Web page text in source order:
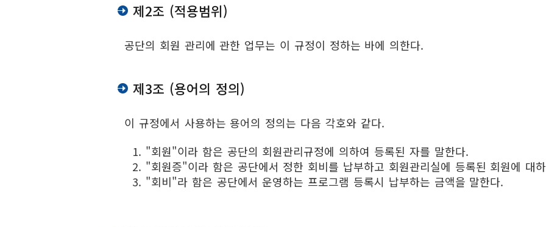
오시는길
시설안내
옥인스포츠센터
이용안내
제2조 (적용범위)
공단의 회원 관리에 관한 업무는 이 규정이 정하는 바에 의한다.
제3조 (용어의 정의)
이 규정에서 사용하는 용어의 정의는 다음 각호와 같다.
"회원"이라 함은 공단의 회원관리규정에 의하여 등록된 자를 말한다.
"회원증"이라 함은 공단에서 정한 회비를 납부하고 회원관리실에 등록된 회원에 대
"회비"라 함은 공단에서 운영하는 프로그램 등록시 납부하는 금액을 말한다.